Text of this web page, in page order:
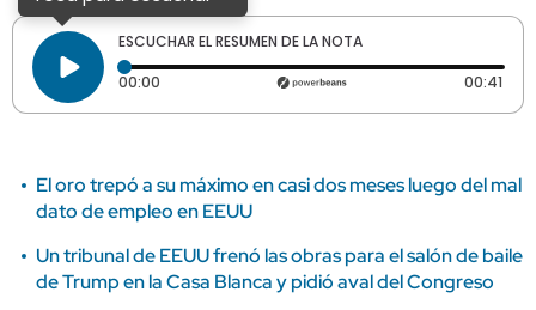
ESCUCHAR EL RESUMEN DE LA NOTA
00:00 Tiempo transcurrido: 0 segundos 00:41
El oro trepó a su máximo en casi dos meses luego del mal
dato de empleo en EEUU
Un tribunal de EEUU frenó las obras para el salón de baile
de Trump en la Casa Blanca y pidió aval del Congreso